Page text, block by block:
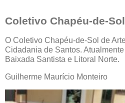
Coletivo Chapéu-de-Sol
O Coletivo Chapéu-de-Sol de
Cidadania de Santos.
Baixada Santista e Litoral Norte.
Guilherme Maurício Monteiro